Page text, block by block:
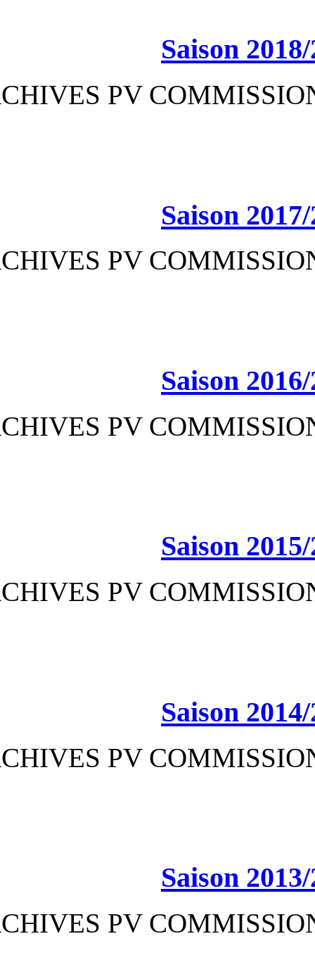
ARCHIVES PV
ARCHIVES PV
ARCHIVES PV
ARCHIVES PV
ARCHIVES PV
ARCHIVES PV